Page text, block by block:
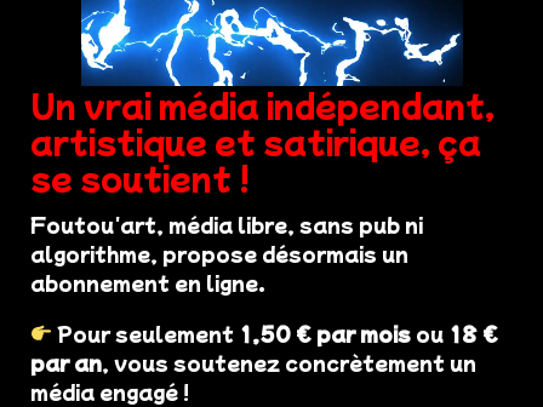
Un vrai média indépendant,
artistique et satirique, ça
se soutient !
Foutou'art, média libre, sans pub ni
algorithme, propose désormais un
abonnement en ligne.
Pour seulement 1,50 € par mois ou 18 €
par an, vous soutenez concrètement un
média engagé !